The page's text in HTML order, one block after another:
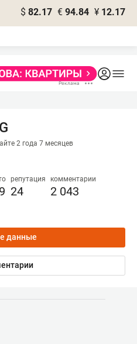
$ 82.17 € 94.84 ¥ 12.17
2 года 7 месяцев
репутация
24
комментарии
2 043
данные